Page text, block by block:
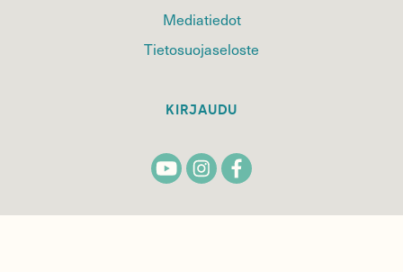
Mediatiedot
Tietosuojaseloste
KIRJAUDU